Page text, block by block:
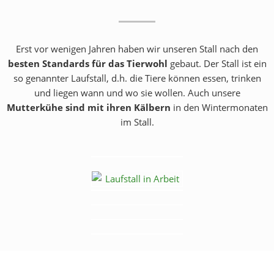
Erst vor wenigen Jahren haben wir unseren Stall nach den
besten Standards für das Tierwohl gebaut. Der Stall ist ein
so genannter Laufstall, d.h. die Tiere können essen, trinken
und liegen wann und wo sie wollen. Auch unsere
Mutterkühe sind mit ihren Kälbern in den Wintermonaten
im Stall.